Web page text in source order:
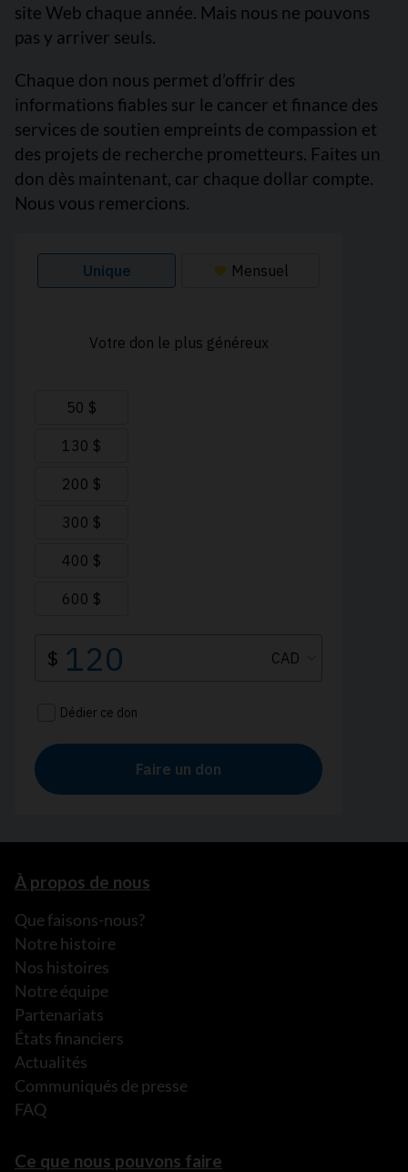
site Web chaque année. Mais nous ne pouvons
pas y arriver seuls.
Chaque don nous permet d’offrir des
informations fiables sur le cancer et finance des
services de soutien empreints de compassion et
des projets de recherche prometteurs. Faites un
don dès maintenant, car chaque dollar compte.
Nous vous remercions.
À propos de nous
Que faisons-nous?
Notre histoire
Nos histoires
Notre équipe
Partenariats
États financiers
Actualités
Communiqués de presse
FAQ
Ce que nous pouvons faire